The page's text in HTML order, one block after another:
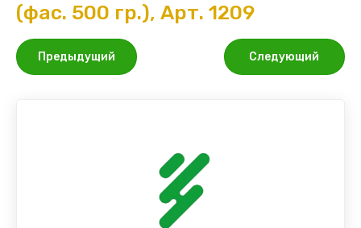
(фас. 500 гр.), Арт. 1209
Предыдущий Следующий